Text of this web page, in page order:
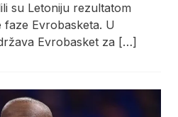
su Letoniju rezultatom
Evrobasketa. U
Evrobasket za […]